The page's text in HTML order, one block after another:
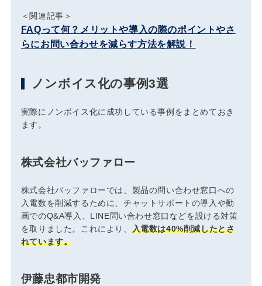
＜関連記事＞
FAQって何？メリットや導入の際のポイントやさ
らにお問い合わせを減らす方法を解説！
ノンボイス化の事例3選
実際にノンボイス化に成功している事例をまとめておき
ます。
株式会社バッファロー
株式会社バッファローでは、製品の問い合わせ窓口への
入電数を削減するために、チャットサポートの導入や動
画でのQ&A導入、LINE問い合わせ窓口などを設ける対策
を取りました。これにより、 入電数は40%削減したとさ
れています。
伊藤忠都市開発